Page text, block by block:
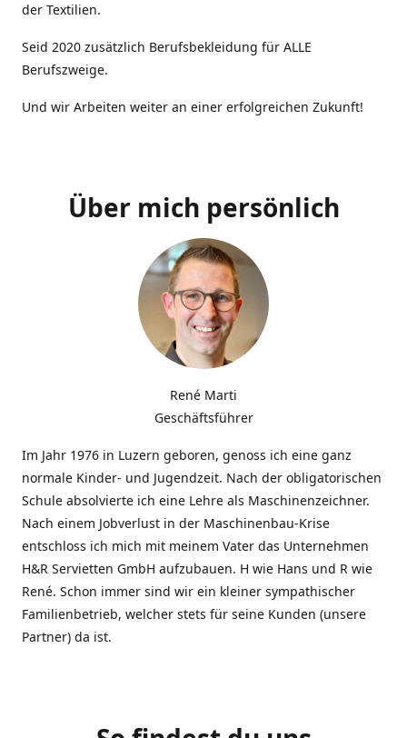
der Textilien.
Seid 2020 zusätzlich Berufsbekleidung für ALLE
Berufszweige.
Und wir Arbeiten weiter an einer erfolgreichen Zukunft!
Über mich persönlich
René Marti
Geschäftsführer
Im Jahr 1976 in Luzern geboren, genoss ich eine ganz
normale Kinder- und Jugendzeit. Nach der obligatorischen
Schule absolvierte ich eine Lehre als Maschinenzeichner.
Nach einem Jobverlust in der Maschinenbau-Krise
entschloss ich mich mit meinem Vater das Unternehmen
H&R Servietten GmbH aufzubauen. H wie Hans und R wie
René. Schon immer sind wir ein kleiner sympathischer
Familienbetrieb, welcher stets für seine Kunden (unsere
Partner) da ist.